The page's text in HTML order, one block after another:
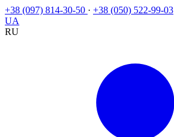
+38 (097) 814-30-50 · +38 (050) 522-99-03
UA
RU